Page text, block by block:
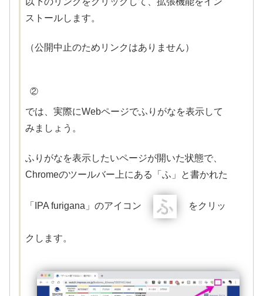
ストールします。
（公開中止のためリンクはありません）
②
では、実際にWebページでふりがなを表示して
みましょう。
ふりがなを表示したいページが開いた状態で、
Chromeのツールバー上にある「ふ」と書かれた
「IPA furigana」のアイコン をクリッ
クします。